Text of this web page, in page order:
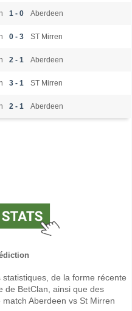
1 - 0 Aberdeen
0 - 3 ST Mirren
2 - 1 Aberdeen
3 - 1 ST Mirren
2 - 1 Aberdeen
de la forme récente
de BetClan, ainsi que des
Aberdeen vs St Mirren